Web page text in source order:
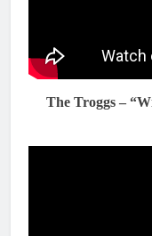
The Troggs –